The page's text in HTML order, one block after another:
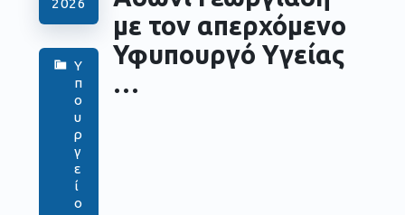
2026
Υ
π
ο
υ
ρ
γ
ε
ί
ο
με τον απερχόμενο
Υφυπουργό Υγείας
…